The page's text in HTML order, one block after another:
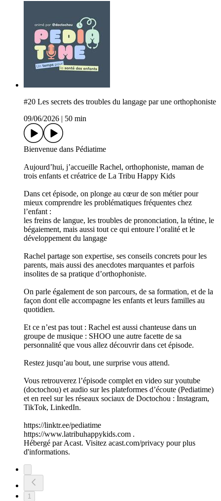
#20 Les secrets des troubles du langage par une orthophoniste
09/06/2026
50 min
Bienvenue dans Pédiatime
Aujourd’hui, j’accueille Rachel, orthophoniste, maman de
trois enfants et créatrice de La Tribu Happy Kids
Dans cet épisode, on plonge au cœur de son métier pour
mieux comprendre les problématiques fréquentes chez
l’enfant :
les freins de langue, les troubles de prononciation, la tétine, le
bégaiement, mais aussi tout ce qui entoure l’oralité et le
développement du langage
Rachel partage son expertise, ses conseils concrets pour les
parents, mais aussi des anecdotes marquantes et parfois
insolites de sa pratique d’orthophoniste.
On parle également de son parcours, de sa formation, et de la
façon dont elle accompagne les enfants et leurs familles au
quotidien.
Et ce n’est pas tout : Rachel est aussi chanteuse dans un
groupe de musique : SHOO une autre facette de sa
personnalité que vous allez découvrir dans cet épisode.
Restez jusqu’au bout, une surprise vous attend.
Vous retrouverez l’épisode complet en video sur youtube
(doctochou) et audio sur les plateformes d’écoute (Pediatime)
et en reel sur les réseaux sociaux de Doctochou : Instagram,
TikTok, LinkedIn.
https://linktr.ee/pediatime
https://www.latribuhappykids.com .
Hébergé par Acast. Visitez acast.com/privacy pour plus
d'informations.
1